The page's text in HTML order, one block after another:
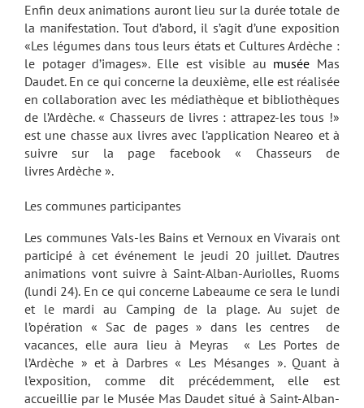
Enfin deux animations auront lieu sur la durée totale de
la manifestation. Tout d’abord, il s’agit d’une exposition
«Les légumes dans tous leurs états et Cultures Ardèche :
le potager d’images». Elle est visible au musée Mas
Daudet. En ce qui concerne la deuxième, elle est réalisée
en collaboration avec les médiathèque et bibliothèques
de l’Ardèche. « Chasseurs de livres : attrapez-les tous !»
est une chasse aux livres avec l’application Neareo et à
suivre sur la page facebook « Chasseurs de
livres Ardèche ».
Les communes participantes
Les communes Vals-les Bains et Vernoux en Vivarais ont
participé à cet événement le jeudi 20 juillet. D’autres
animations vont suivre à Saint-Alban-Auriolles, Ruoms
(lundi 24). En ce qui concerne Labeaume ce sera le lundi
et le mardi au Camping de la plage. Au sujet de
l’opération « Sac de pages » dans les centres de
vacances, elle aura lieu à Meyras « Les Portes de
l’Ardèche » et à Darbres « Les Mésanges ». Quant à
l’exposition, comme dit précédemment, elle est
accueillie par le Musée Mas Daudet situé à Saint-Alban-